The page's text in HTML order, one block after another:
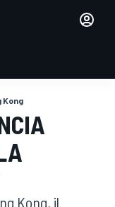
Kong
Kong, il